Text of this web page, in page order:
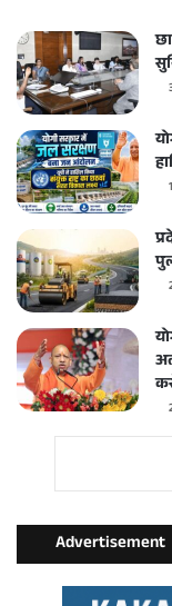
Advertisement